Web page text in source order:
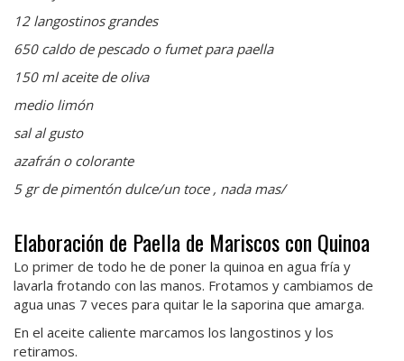
12 langostinos grandes
650 caldo de pescado o fumet para paella
150 ml aceite de oliva
medio limón
sal al gusto
azafrán o colorante
5 gr de pimentón dulce/un toce , nada mas/
Elaboración de Paella de Mariscos con Quinoa
Lo primer de todo he de poner la quinoa en agua fría y
lavarla frotando con las manos. Frotamos y cambiamos de
agua unas 7 veces para quitar le la saporina que amarga.
En el aceite caliente marcamos los langostinos y los
retiramos.